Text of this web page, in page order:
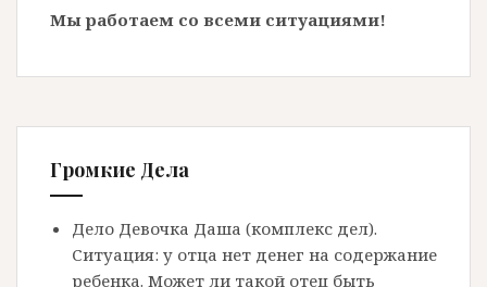
Мы работаем со всеми ситуациями!
Громкие Дела
Дело Девочка Даша (комплекс дел).
Ситуация: у отца нет денег на содержание
ребенка. Может ли такой отец быть